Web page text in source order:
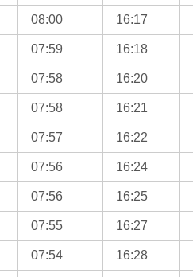
08:00 16:17
07:59 16:18
07:58 16:20
07:58 16:21
07:57 16:22
07:56 16:24
07:56 16:25
07:55 16:27
07:54 16:28